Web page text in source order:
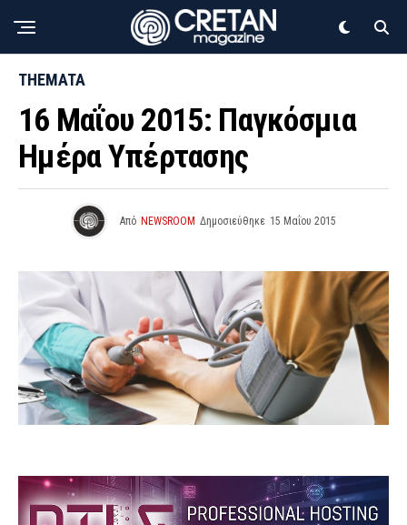
THEMATA
16 Μαΐου 2015: Παγκόσμια
Ημέρα Υπέρτασης
Από NEWSROOM Δημοσιεύθηκε 15 Μαΐου 2015